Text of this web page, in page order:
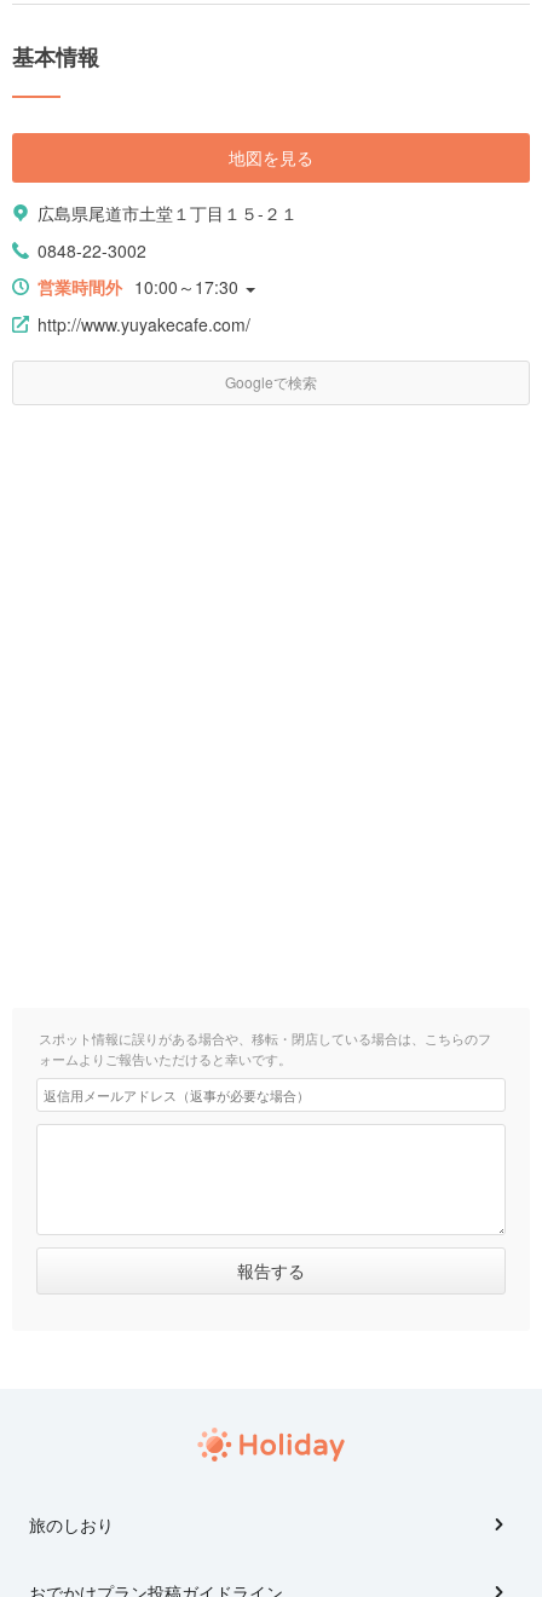
基本情報
地図を見る
広島県尾道市土堂１丁目１５-２１
0848-22-3002
営業時間外 10:00～17:30
http://www.yuyakecafe.com/
Googleで検索
スポット情報に誤りがある場合や、移転・閉店している場合は、こちらのフ
ォームよりご報告いただけると幸いです。
旅のしおり
おでかけプラン投稿ガイドライン